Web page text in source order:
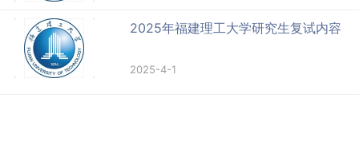
2025年福建理工大学研究生复试内容
2025-4-1